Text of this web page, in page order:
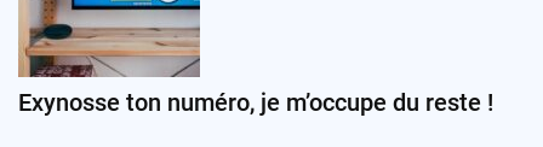
Exynosse ton numéro, je m’occupe du reste !